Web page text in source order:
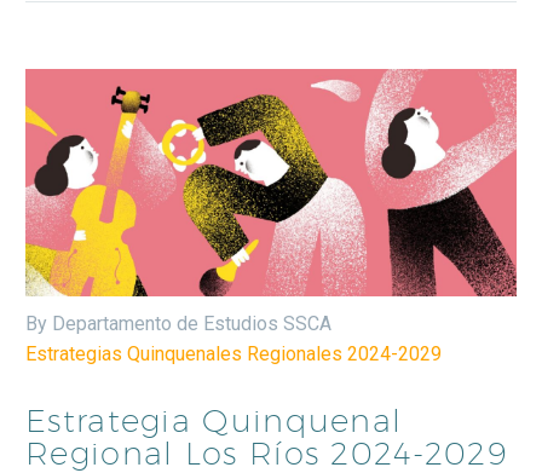
By Departamento de Estudios SSCA
Estrategias Quinquenales Regionales 2024-2029
Estrategia Quinquenal
Regional Los Ríos 2024-2029